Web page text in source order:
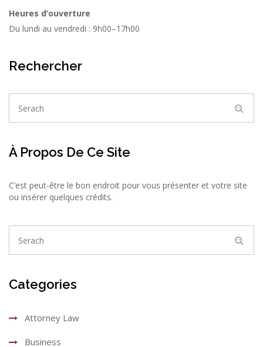
Heures d’ouverture
Du lundi au vendredi : 9h00–17h00
Rechercher
À Propos De Ce Site
C’est peut-être le bon endroit pour vous présenter et votre site
ou insérer quelques crédits.
Categories
Attorney Law
Business